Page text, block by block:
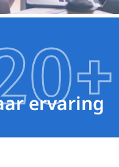
ervaring